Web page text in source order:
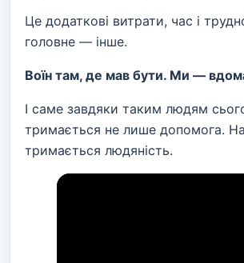
Це додаткові витрати, час і
головне — інше.
Воїн там, де мав бути. Ми —
І саме завдяки таким людям
тримається не лише допомога.
тримається людяність.